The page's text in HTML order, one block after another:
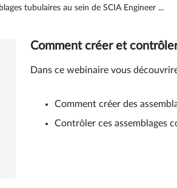
EN
et contrôler rapidement et
tubulaires au sein de SCIA Engineer ...
Comment créer et
Dans ce webinaire vous
Comment créer des
Contrôler ces assemblages